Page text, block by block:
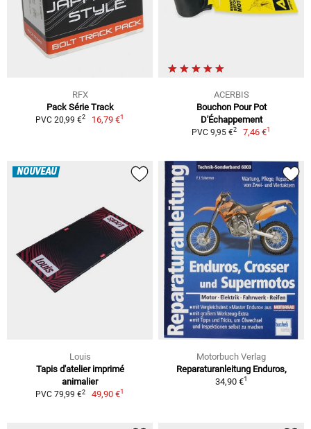
RFX
Pack Série Track
PVC 20,99 €2 16,79 €1
ACERBIS
Bouchon Pour Pot
D'Échappement
PVC 9,95 €2 7,46 €1
NOUVEAU
Louis
Tapis d'atelier imprimé
animalier
PVC 79,99 €2 49,90 €1
Motorbuch Verlag
Reparaturanleitung Enduros,
34,90 €1